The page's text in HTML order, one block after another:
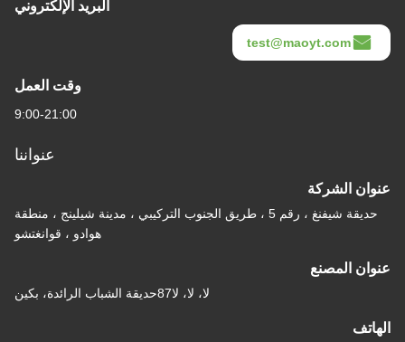
البريد الإلكتروني
test@maoyt.com
وقت العمل
9:00-21:00
عنواننا
عنوان الشركة
حديقة شيفنغ ، رقم 5 ، طريق الجنوب التركيبي ، مدينة شيلينج ، منطقة
هوادو ، قوانغتشو
عنوان المصنع
لا، لا، لا87حديقة الشباب الرائدة، بكين
الهاتف